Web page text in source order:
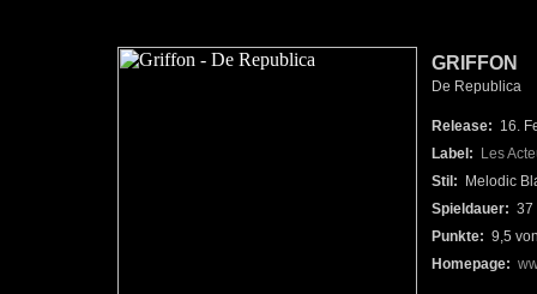
GRIFFON
De Republica
Release: 16.
Label:
Les
Stil: Melodic
Spieldauer: 37
Punkte: 9,5
Homepage: